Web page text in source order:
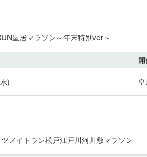
皇居マラソン～年末特別ver～
)
メイトラン松戸江戸川河川敷マラソン